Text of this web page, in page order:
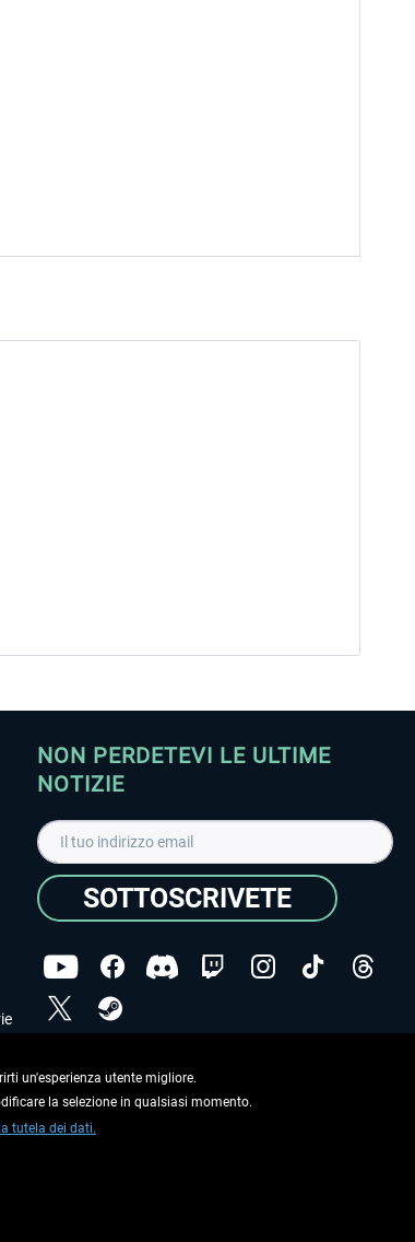
NON PERDETEVI LE ULTIME
NOTIZIE
SOTTOSCRIVETE
dei dati.
Copyright © Aerosoft GmbH. Tutti i diritti riservati.
descritto.
di spedizione
un'esperienza utente migliore.
la selezione in qualsiasi momento.
tutela dei dati.